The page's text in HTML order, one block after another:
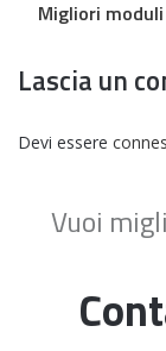
Migliori
Lascia un
Devi essere
Vuoi